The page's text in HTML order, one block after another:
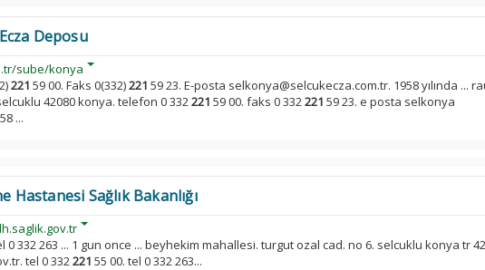
Deposu
sube/konya
221 59 00. Faks 0(332)221 59 23. E-posta selkonya@selcukecza.com.tr. 1958 yılında ...
42080 konya. telefon 0 332221 59 00. faks 0 332221 59 23. e posta selkonya
...
Hastanesi Sağlık Bakanlığı
0 332 263 ... 1 gun once ... beyhekim mahallesi. turgut ozal cad. no 6. selcuklu konya tr
tel 0 332221 55 00. tel 0 332 263...